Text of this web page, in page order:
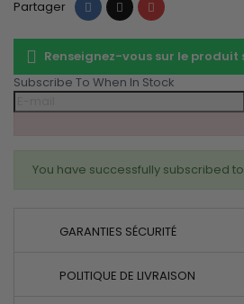
Partager PartagerTweet Pinterest
Renseignez-vous sur le produit
Subscribe To When In Stock
You have successfully subscribed
GARANTIES SÉCURITÉ
POLITIQUE DE LIVRAISON